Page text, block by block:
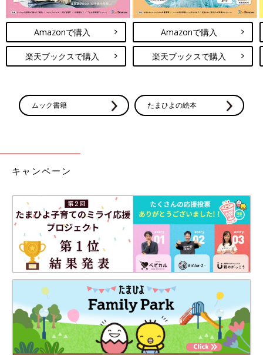
Amazonで購入
楽天ブックスで購入
Amazonで購入
楽天ブックスで購入
ムック書籍 たまひよの絵本
キャンペーン